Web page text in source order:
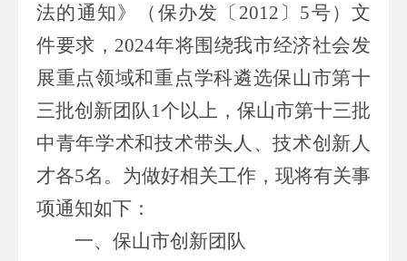
法的通知》（保办发 〔 2012 〕 5号）文
件要求， 2024年将围绕我市经济社会发
展重点领域和重点学科遴选保山市第十
三批创新团队1个以上 ， 保山市第十三批
中青年学术和技术带头人 、技术创新人
才各5名。为做好相关工作，现将有关事
项通知如下 ：
一、保山市创新团队